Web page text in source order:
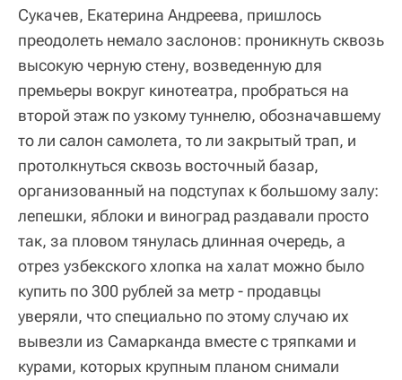
Сукачев, Екатерина Андреева, пришлось
преодолеть немало заслонов: проникнуть сквозь
высокую черную стену, возведенную для
премьеры вокруг кинотеатра, пробраться на
второй этаж по узкому туннелю, обозначавшему
то ли салон самолета, то ли закрытый трап, и
протолкнуться сквозь восточный базар,
организованный на подступах к большому залу:
лепешки, яблоки и виноград раздавали просто
так, за пловом тянулась длинная очередь, а
отрез узбекского хлопка на халат можно было
купить по 300 рублей за метр - продавцы
уверяли, что специально по этому случаю их
вывезли из Самарканда вместе с тряпками и
курами, которых крупным планом снимали